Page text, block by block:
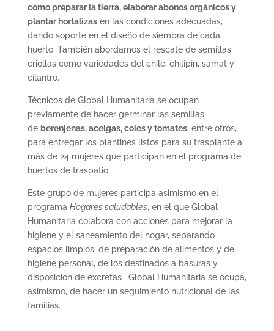
cómo preparar la tierra, elaborar abonos orgánicos y
plantar hortalizasen las condiciones adecuadas,
dando soporte en el diseño de siembra de cada
huerto. También abordamos el rescate de semillas
criollas como variedades del chile, chilipín, samat y
cilantro.
Técnicos de Global Humanitaria se ocupan
previamente de hacer germinar las semillas
de berenjenas, acelgas, coles y tomates, entre otros,
para entregar los plantines listos para su trasplante a
más de 24 mujeres que participan en el programa de
huertos de traspatio.
Este grupo de mujeres participa asimismo en el
programa Hogares saludables, en el que Global
Humanitaria colabora con acciones para mejorar la
higiene y el saneamiento del hogar, separando
espacios limpios, de preparación de alimentos y de
higiene personal, de los destinados a basuras y
disposición de excretas . Global Humanitaria se ocupa,
asimismo, de hacer un seguimiento nutricional de las
familias.